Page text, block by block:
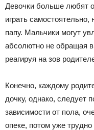
Девочки больше любят
играть
папу. Мальчики могут
абсолютно не обращая
реагируя на зов
Конечно, каждому
дочку, однако, следует
зависимости от пола,
опеке, потом уже